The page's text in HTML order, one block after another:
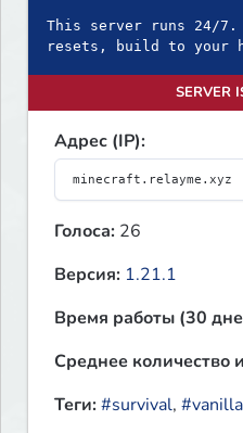
This server runs 24/7.
resets, build to your
SERVER
Адрес (IP):
Голоса: 26
Версия: 1.21.1
Время работы (30
Среднее количество
Теги:#survival, #vanilla